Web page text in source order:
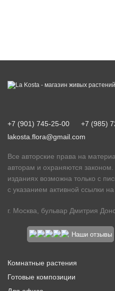
+7 (901) 745-25-00
+7 (985)
lakosta.flora@gmail.com
Все авторские права на
авторам и охраняются законом.
изданиях возможна только с
с указанием активной ссылки на
г. Москва, бульвар Дмитрия
Наши отзывы
Комнатные растения
Готовые композиции